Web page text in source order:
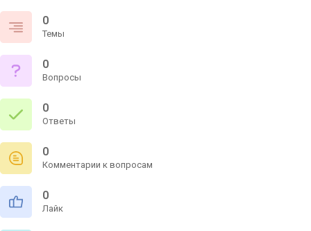
0
Темы
0
Вопросы
0
Ответы
0
Комментарии к вопросам
0
Лайк